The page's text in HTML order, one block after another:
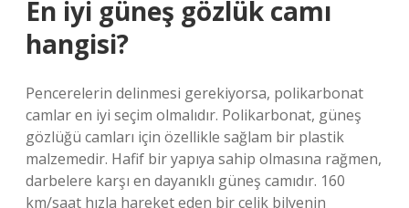
En iyi güneş gözlük camı
hangisi?
Pencerelerin delinmesi gerekiyorsa, polikarbonat
camlar en iyi seçim olmalıdır. Polikarbonat, güneş
gözlüğü camları için özellikle sağlam bir plastik
malzemedir. Hafif bir yapıya sahip olmasına rağmen,
darbelere karşı en dayanıklı güneş camıdır. 160
km/saat hızla hareket eden bir çelik bilyenin